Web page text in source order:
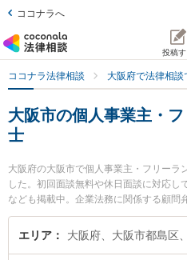
ココナラへ
投稿す
ココナラ法律相談 大阪府で法律相談
大阪市の個人事業主・
士
大阪府の大阪市で個人事業主・フリーラ
した。初回面談無料や休日面談に対応
なども掲載中。企業法務に関係する顧問
ェック、雇用契約書・就業規則作成等の
利です。特に弁護士法人ももとせの山田
エリア